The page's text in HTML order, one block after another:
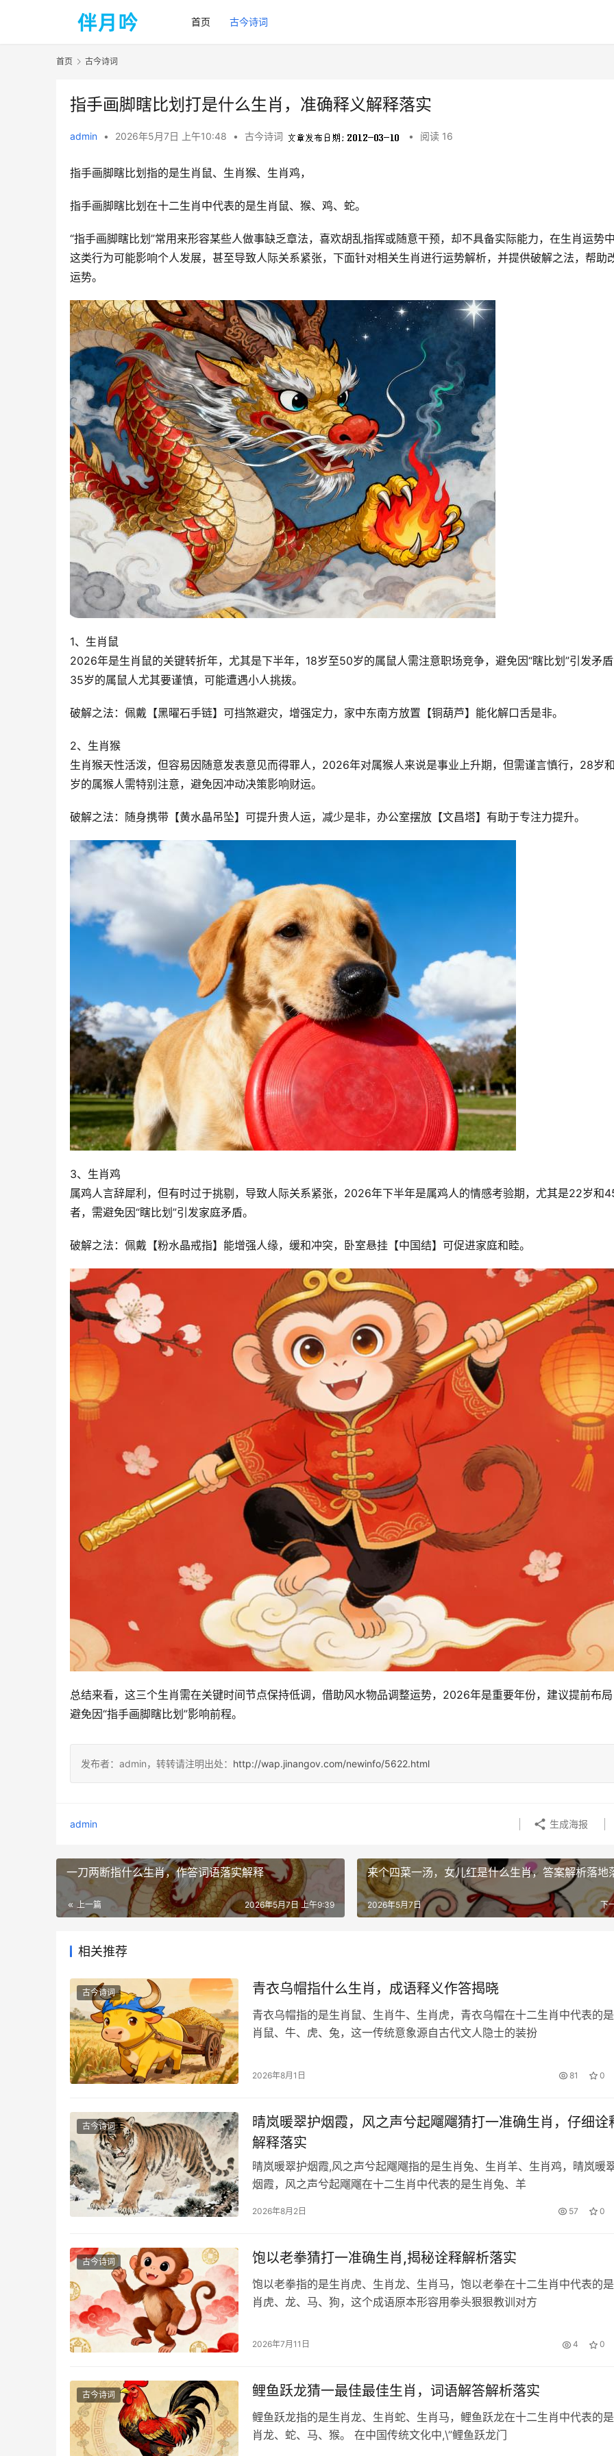
首页 古今诗词
首页 古今诗词
指手画脚瞎比划打是什么生肖，准确释义解释落实
admin • 2026年5月7日 上午10:48 • 古今诗词 • 阅读 16
指手画脚瞎比划指的是生肖鼠、生肖猴、生肖鸡，
指手画脚瞎比划在十二生肖中代表的是生肖鼠、猴、鸡、蛇。
“指手画脚瞎比划”常用来形容某些人做事缺乏章法，喜欢胡乱指挥或随意干预，却不具备实际能力，在生肖运势
这类行为可能影响个人发展，甚至导致人际关系紧张，下面针对相关生肖进行运势解析，并提供破解之法，帮助
运势。
1、生肖鼠
2026年是生肖鼠的关键转折年，尤其是下半年，18岁至50岁的属鼠人需注意职场竞争，避免因“瞎比划”引发矛
35岁的属鼠人尤其要谨慎，可能遭遇小人挑拨。
破解之法：佩戴【黑曜石手链】可挡煞避灾，增强定力，家中东南方放置【铜葫芦】能化解口舌是非。
2、生肖猴
生肖猴天性活泼，但容易因随意发表意见而得罪人，2026年对属猴人来说是事业上升期，但需谨言慎行，28岁
岁的属猴人需特别注意，避免因冲动决策影响财运。
破解之法：随身携带【黄水晶吊坠】可提升贵人运，减少是非，办公室摆放【文昌塔】有助于专注力提升。
3、生肖鸡
属鸡人言辞犀利，但有时过于挑剔，导致人际关系紧张，2026年下半年是属鸡人的情感考验期，尤其是22岁和
者，需避免因“瞎比划”引发家庭矛盾。
破解之法：佩戴【粉水晶戒指】能增强人缘，缓和冲突，卧室悬挂【中国结】可促进家庭和睦。
总结来看，这三个生肖需在关键时间节点保持低调，借助风水物品调整运势，2026年是重要年份，建议提前布
避免因“指手画脚瞎比划”影响前程。
发布者：admin，转转请注明出处： http://wap.jinangov.com/newinfo/5622.html
admin 生成海报
一刀两断指什么生肖，作答词语落实解释
上一篇 2026年5月7日 上午9:39
来个四菜一汤，女儿红是什么生肖，答案解析落地
下
2026年5月7日
相关推荐
古今诗词 青衣乌帽指什么生肖，成语释义作答揭晓
青衣乌帽指的是生肖鼠、生肖牛、生肖虎，青衣乌帽在十二生肖中代表的
肖鼠、牛、虎、兔，这一传统意象源自古代文人隐士的装扮
2026年8月1日 81 0
古今诗词
晴岚暖翠护烟霞，风之声兮起飗飗猜打一准确生肖，仔细诠
解释落实
晴岚暖翠护烟霞,风之声兮起飗飗指的是生肖兔、生肖羊、生肖鸡，晴岚暖
烟霞，风之声兮起飗飗在十二生肖中代表的是生肖兔、羊
2026年8月2日 57 0
古今诗词 饱以老拳猜打一准确生肖,揭秘诠释解析落实
饱以老拳指的是生肖虎、生肖龙、生肖马，饱以老拳在十二生肖中代表的
肖虎、龙、马、狗，这个成语原本形容用拳头狠狠教训对方
2026年7月11日 4 0
古今诗词 鲤鱼跃龙猜一最佳最佳生肖，词语解答解析落实
鲤鱼跃龙指的是生肖龙、生肖蛇、生肖马，鲤鱼跃龙在十二生肖中代表的
肖龙、蛇、马、猴。 在中国传统文化中,\”鲤鱼跃龙门